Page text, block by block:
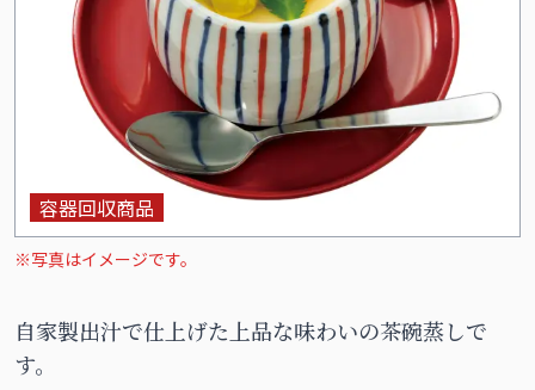
容器回収商品
※写真はイメージです。
自家製出汁で仕上げた上品な味わいの茶碗蒸しで
す。